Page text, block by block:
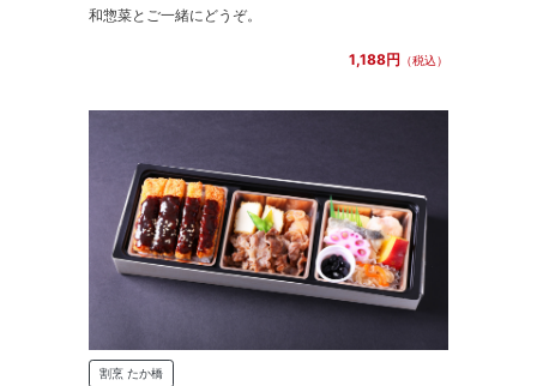
和惣菜とご一緒にどうぞ。
1,188円 （税込）
割烹 たか橋